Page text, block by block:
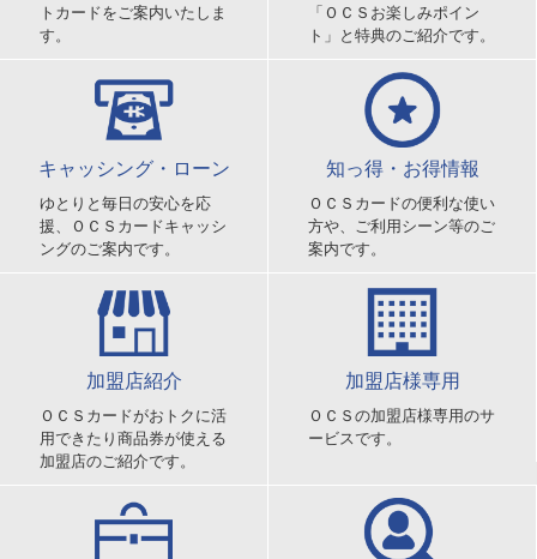
トカードをご案内いたしま
す。
「ＯＣＳお楽しみポイン
ト」と特典のご紹介です。
キャッシング・ローン
ゆとりと毎日の安心を応
援、ＯＣＳカードキャッシ
ングのご案内です。
知っ得・お得情報
ＯＣＳカードの便利な使い
方や、ご利用シーン等のご
案内です。
加盟店紹介
ＯＣＳカードがおトクに活
用できたり商品券が使える
加盟店のご紹介です。
加盟店様専用
ＯＣＳの加盟店様専用のサ
ービスです。